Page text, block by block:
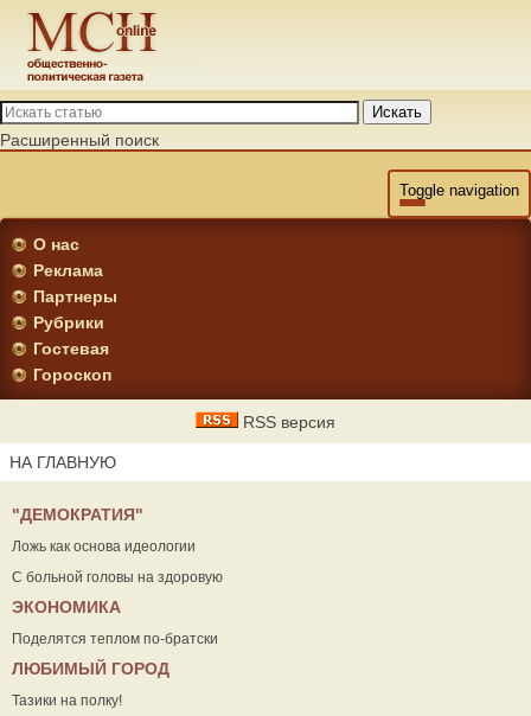
Искать
Расширенный поиск
Toggle navigation
О нас
Реклама
Партнеры
Рубрики
Гостевая
Гороскоп
RSS версия
НА ГЛАВНУЮ
"ДЕМОКРАТИЯ"
Ложь как основа идеологии
С больной головы на здоровую
ЭКОНОМИКА
Поделятся теплом по-братски
ЛЮБИМЫЙ ГОРОД
Тазики на полку!